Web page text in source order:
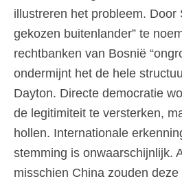
illustreren het probleem. Door
gekozen buitenlander” te
rechtbanken van Bosnië
ondermijnt het de hele
Dayton. Directe democratie
de legitimiteit te versterken,
hollen. Internationale
stemming is onwaarschijnlijk.
misschien China zouden